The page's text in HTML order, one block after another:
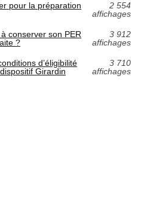
pour la préparation
2 554
affichages
conserver son PER
?
3 912
affichages
d’éligibilité
Girardin
3 710
affichages